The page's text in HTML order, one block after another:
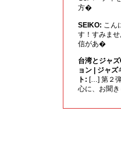
方�
SEIKO: こん
す！すみませ
信があ�
台湾とジャ
ョン | ジャズ
ト: […] 第２
心に、お聞